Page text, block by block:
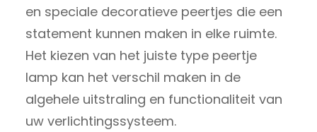
en speciale decoratieve peertjes die een
statement kunnen maken in elke ruimte.
Het kiezen van het juiste type peertje
lamp kan het verschil maken in de
algehele uitstraling en functionaliteit van
uw verlichtingssysteem.